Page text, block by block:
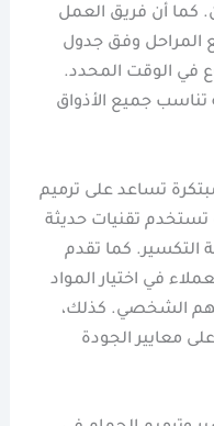
كما أن فريق العمل
وفق جدول
في الوقت المحدد.
تناسب جميع الأذواق
تساعد على ترميم
تقنيات حديثة
التكسير. كما تقدم
في اختيار المواد
الشخصي. كذلك،
معايير الجودة